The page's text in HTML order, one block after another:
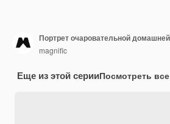
magnific
Еще из этой серииПосмотреть все